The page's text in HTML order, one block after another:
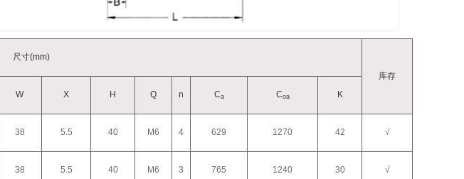
尺寸(mm)
库存
W X H Q n Ca Coa K
38 5.5 40 M6 4 629 1270 42 √
38 5.5 40 M6 3 765 1240 30 √